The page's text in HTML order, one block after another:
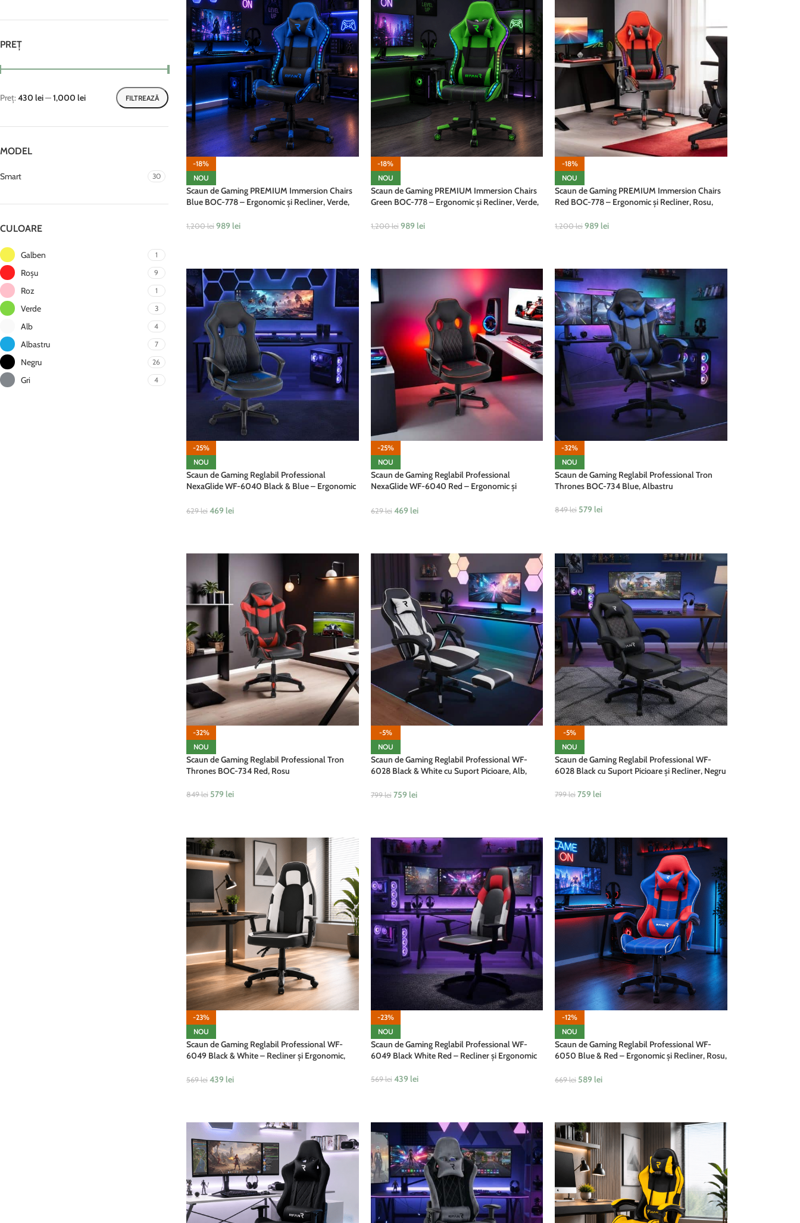
PREȚ
FILTREAZĂ
Preț:430 lei—1,000 lei
MODEL
Smart 30
CULOARE
Galben 1
Roșu 9
Roz 1
Verde 3
Alb 4
Albastru 7
Negru 26
Gri 4
-18%
NOU
Scaun de Gaming PREMIUM Immersion Chairs
Blue BOC-778 – Ergonomic și Recliner, Verde,
Conectare Bluethooth
1,200lei 989 lei
-18%
NOU
Scaun de Gaming PREMIUM Immersion Chairs
Green BOC-778 – Ergonomic și Recliner, Verde,
Bluethooth
1,200lei 989 lei
-18%
NOU
Scaun de Gaming PREMIUM Immersion Chairs
Red BOC-778 – Ergonomic și Recliner, Rosu,
Bluethooth
1,200lei 989 lei
-25%
NOU
Scaun de Gaming Reglabil Professional
NexaGlide WF-6040 Black & Blue – Ergonomic
629lei 469 lei
-25%
NOU
Scaun de Gaming Reglabil Professional
NexaGlide WF-6040 Red – Ergonomic și
629lei 469 lei
-32%
NOU
Scaun de Gaming Reglabil Professional Tron
Thrones BOC-734 Blue, Albastru
849lei 579 lei
-32%
NOU
Scaun de Gaming Reglabil Professional Tron
Thrones BOC-734 Red, Rosu
849lei 579 lei
-5%
NOU
Scaun de Gaming Reglabil Professional WF-
6028 Black & White cu Suport Picioare, Alb,
799lei 759 lei
-5%
NOU
Scaun de Gaming Reglabil Professional WF-
6028 Black cu Suport Picioare și Recliner, Negru
799lei 759 lei
-23%
NOU
Scaun de Gaming Reglabil Professional WF-
6049 Black & White – Recliner și Ergonomic,
569lei 439 lei
-23%
NOU
Scaun de Gaming Reglabil Professional WF-
6049 Black White Red – Recliner și Ergonomic
569lei 439 lei
-12%
NOU
Scaun de Gaming Reglabil Professional WF-
6050 Blue & Red – Ergonomic și Recliner, Rosu,
669lei 589 lei